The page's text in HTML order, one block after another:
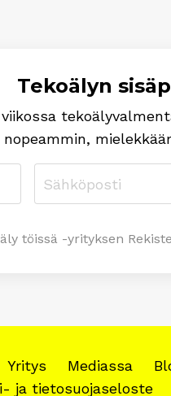
Tekoälyn
töissä -yrityksen
Yritys Mediassa
ja tietosuojaseloste